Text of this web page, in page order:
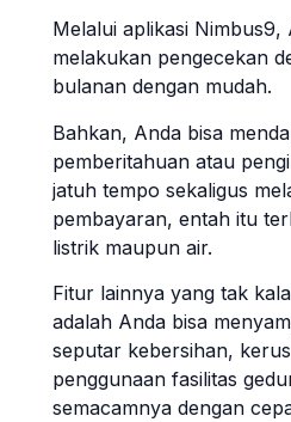
Melalui aplikasi Nimbus9,
melakukan pengecekan
bulanan dengan mudah.
Bahkan, Anda bisa
pemberitahuan atau
jatuh tempo sekaligus
pembayaran, entah itu
listrik maupun air.
Fitur lainnya yang tak
adalah Anda bisa
seputar kebersihan,
penggunaan fasilitas
semacamnya dengan